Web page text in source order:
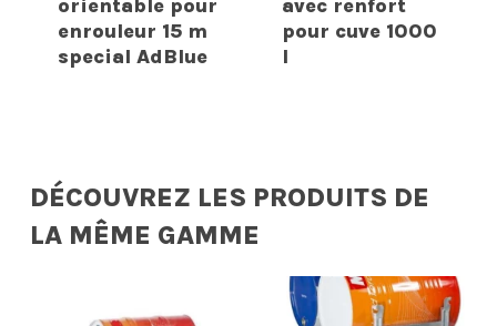
orientable pour
enrouleur 15 m
special AdBlue
avec renfort
pour cuve 1000
l
DÉCOUVREZ LES PRODUITS DE
LA MÊME GAMME